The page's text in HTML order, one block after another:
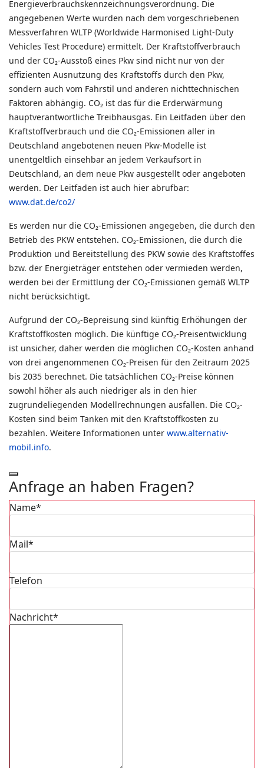
Energieverbrauchskennzeichnungsverordnung. Die
angegebenen Werte wurden nach dem vorgeschriebenen
Messverfahren WLTP (Worldwide Harmonised Light-Duty
Vehicles Test Procedure) ermittelt. Der Kraftstoffverbrauch
und der CO₂-Ausstoß eines Pkw sind nicht nur von der
effizienten Ausnutzung des Kraftstoffs durch den Pkw,
sondern auch vom Fahrstil und anderen nichttechnischen
Faktoren abhängig. CO₂ ist das für die Erderwärmung
hauptverantwortliche Treibhausgas. Ein Leitfaden über den
Kraftstoffverbrauch und die CO₂-Emissionen aller in
Deutschland angebotenen neuen Pkw-Modelle ist
unentgeltlich einsehbar an jedem Verkaufsort in
Deutschland, an dem neue Pkw ausgestellt oder angeboten
werden. Der Leitfaden ist auch hier abrufbar:
www.dat.de/co2/
Es werden nur die CO₂-Emissionen angegeben, die durch den
Betrieb des PKW entstehen. CO₂-Emissionen, die durch die
Produktion und Bereitstellung des PKW sowie des Kraftstoffes
bzw. der Energieträger entstehen oder vermieden werden,
werden bei der Ermittlung der CO₂-Emissionen gemäß WLTP
nicht berücksichtigt.
Aufgrund der CO₂-Bepreisung sind künftig Erhöhungen der
Kraftstoffkosten möglich. Die künftige CO₂-Preisentwicklung
ist unsicher, daher werden die möglichen CO₂-Kosten anhand
von drei angenommenen CO₂-Preisen für den Zeitraum 2025
bis 2035 berechnet. Die tatsächlichen CO₂-Preise können
sowohl höher als auch niedriger als in den hier
zugrundeliegenden Modellrechnungen ausfallen. Die CO₂-
Kosten sind beim Tanken mit den Kraftstoffkosten zu
bezahlen. Weitere Informationen unter www.alternativ-
mobil.info.
Anfrage an haben Fragen?
Name*
Mail*
Telefon
Nachricht*